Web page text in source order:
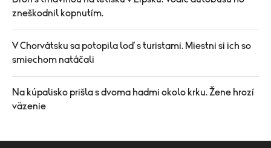
zneškodnil kopnutím.
V Chorvátsku sa potopila loď s turistami. Miestni si ich so
smiechom natáčali
Na kúpalisko prišla s dvoma hadmi okolo krku. Žene hrozí
väzenie